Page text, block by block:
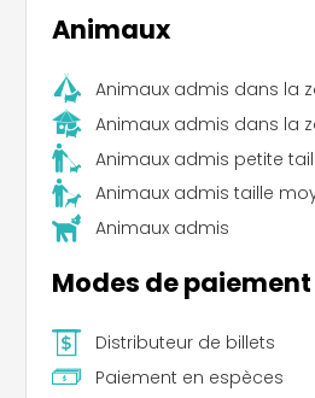
Animaux
Animaux admis dans la
Animaux admis dans la
Animaux admis petite
Animaux admis taille
Animaux admis
Modes de paiement
Distributeur de billets
Paiement en espèces